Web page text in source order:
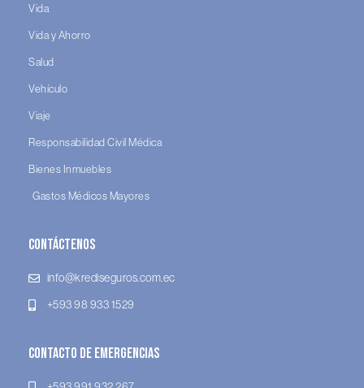
Vida
Vida y Ahorro
Salud
Vehículo
Viaje
Responsabilidad Civil Médica
Bienes Inmuebles
Gastos Médicos Mayores
Contáctenos
info@krediseguros.com.ec
+593 98 933 1529
Contacto de Emergencias